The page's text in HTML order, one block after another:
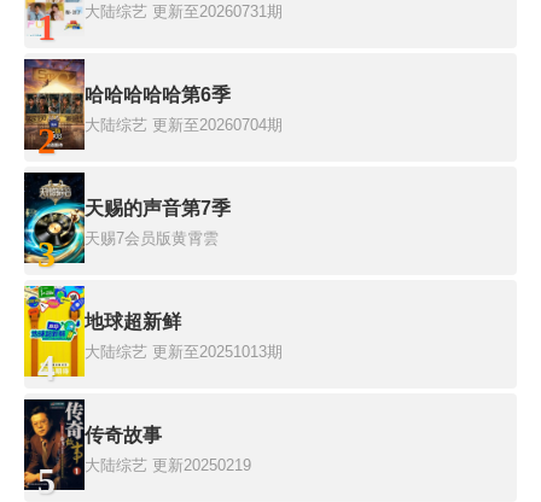
1 大陆综艺 更新至20260731期
2
哈哈哈哈哈第6季
大陆综艺 更新至20260704期
3
天赐的声音第7季
天赐7会员版黄霄雲
4
地球超新鲜
大陆综艺 更新至20251013期
5
传奇故事
大陆综艺 更新20250219